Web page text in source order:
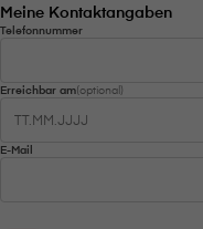
Meine Kontaktangaben
Telefonnummer
Erreichbar am(optional)
E-Mail